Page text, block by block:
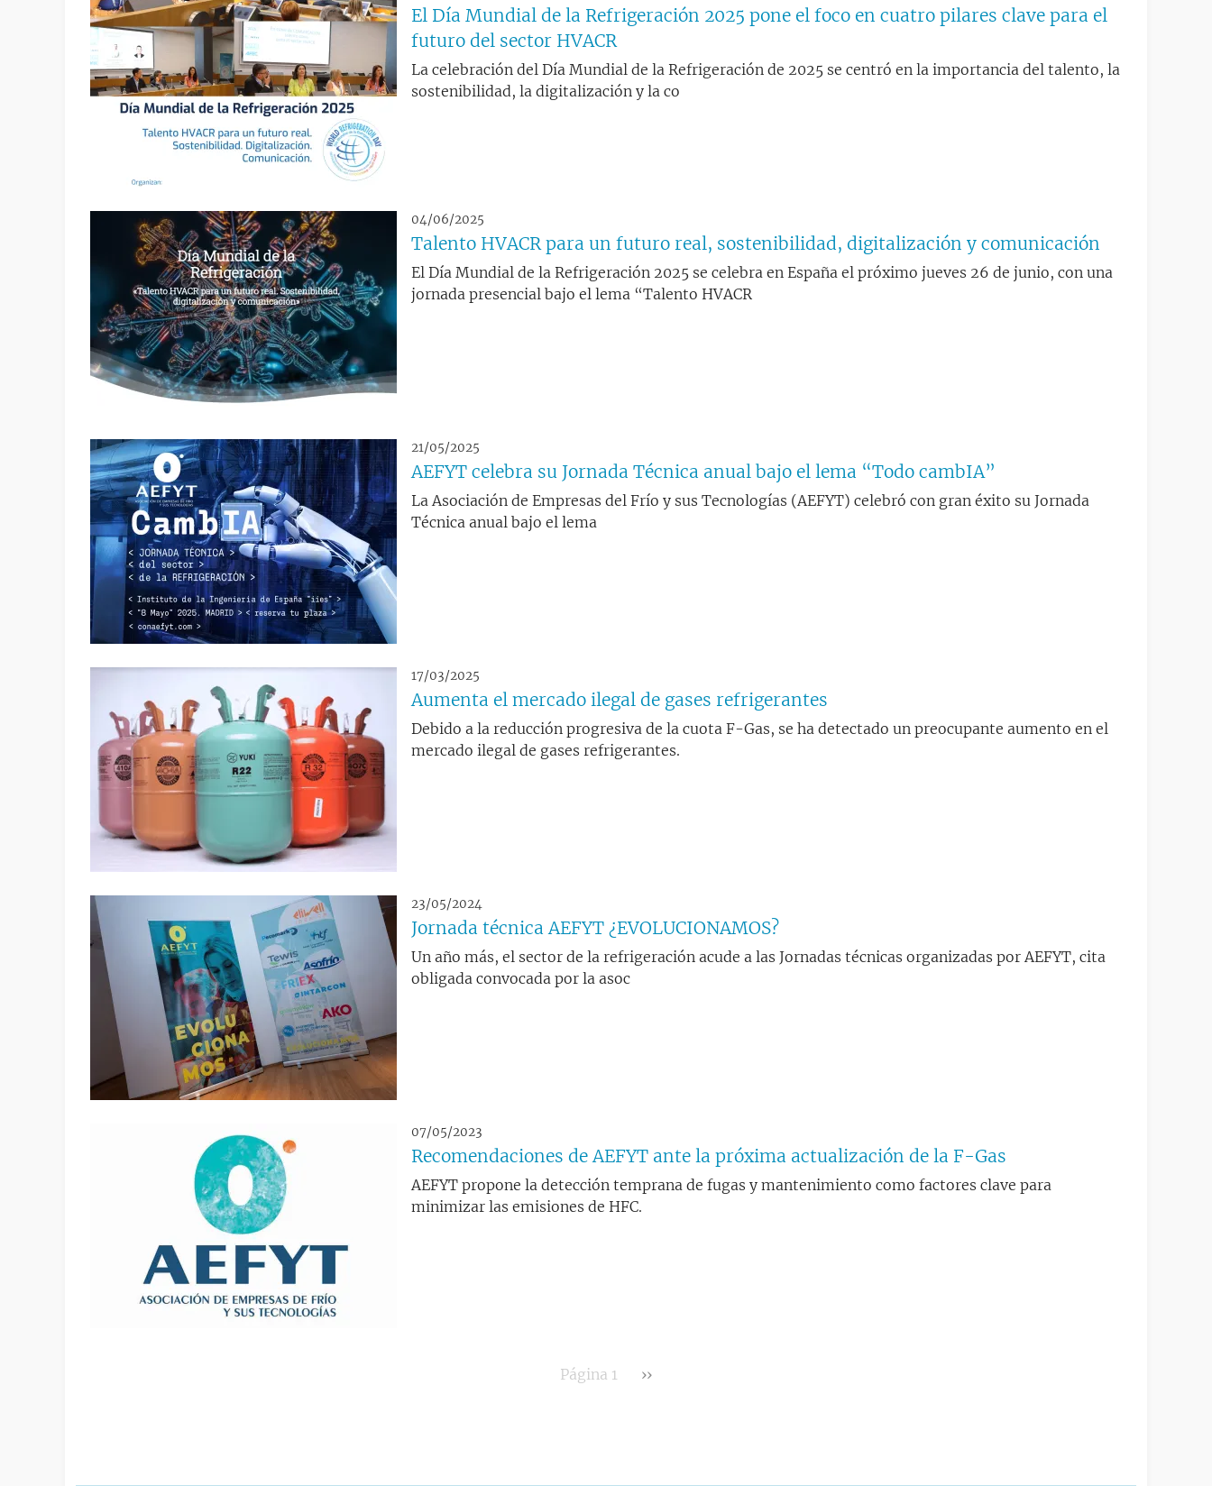
El Día Mundial de la Refrigeración 2025 pone el foco en cuatro pilares clave para el
futuro del sector HVACR
La celebración del Día Mundial de la Refrigeración de 2025 se centró en la importancia del talento, la
sostenibilidad, la digitalización y la co
04/06/2025
Talento HVACR para un futuro real, sostenibilidad, digitalización y comunicación
El Día Mundial de la Refrigeración 2025 se celebra en España el próximo jueves 26 de junio, con una
jornada presencial bajo el lema “Talento HVACR
21/05/2025
AEFYT celebra su Jornada Técnica anual bajo el lema “Todo cambIA”
La Asociación de Empresas del Frío y sus Tecnologías (AEFYT) celebró con gran éxito su Jornada
Técnica anual bajo el lema
17/03/2025
Aumenta el mercado ilegal de gases refrigerantes
Debido a la reducción progresiva de la cuota F-Gas, se ha detectado un preocupante aumento en el
mercado ilegal de gases refrigerantes.
23/05/2024
Jornada técnica AEFYT ¿EVOLUCIONAMOS?
Un año más, el sector de la refrigeración acude a las Jornadas técnicas organizadas por AEFYT, cita
obligada convocada por la asoc
07/05/2023
Recomendaciones de AEFYT ante la próxima actualización de la F-Gas
AEFYT propone la detección temprana de fugas y mantenimiento como factores clave para
minimizar las emisiones de HFC.
Página 1 Siguiente página
››